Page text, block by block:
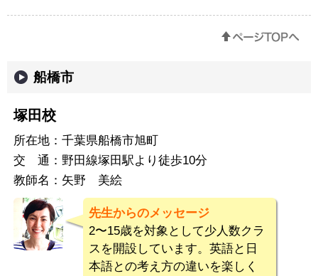
船橋市
塚田校
所在地： 千葉県船橋市旭町
交 通： 野田線塚田駅より徒歩10分
教師名： 矢野 美絵
先生からのメッセージ
2〜15歳を対象として少人数クラ
スを開設しています。英語と日
本語との考え方の違いを楽しく